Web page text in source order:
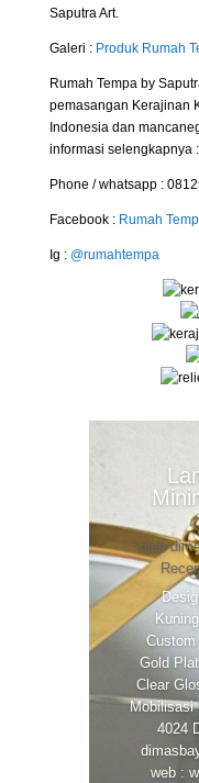
Saputra Art.
Galeri : Produk Rumah
Rumah Tempa by
pemasangan Kerajinan
Indonesia dan
informasi selengkapnya :
Phone / whatsapp :
Facebook : Rumah
Ig : @rumahtempa
oleh
Gold
Clear
Mobilisasi
4024
web :